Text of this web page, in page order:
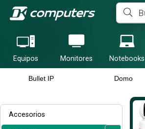
Equipos Monitores Notebooks
Bullet IP Domo
Accesorios